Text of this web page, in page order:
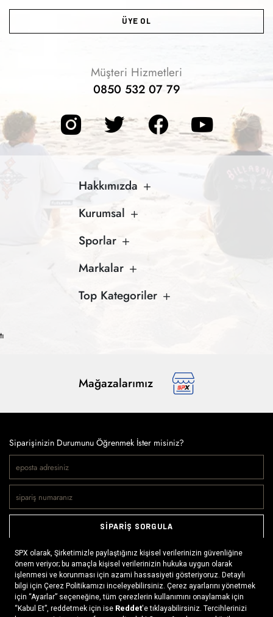
ÜYE OL
Müşteri Hizmetleri
0850 532 07 79
Hakkımızda
Kurumsal
Sporlar
Markalar
Top Kategoriler
Mağazalarımız
Siparişinizin Durumunu Öğrenmek İster misiniz?
SİPARİŞ SORGULA
Doğaya ve spora tutkuyla bağlı olanların markası SPX, çeşitli
kategorilerde sunduğu spor giyim ürünleri, outdoor ayakkabılar,
ekipman ve aksesuarlar ile, her yerde ve her koşulda doğayla
buluşmayı mümkün kılıyor. Daima aktif bir yaşam tarzını